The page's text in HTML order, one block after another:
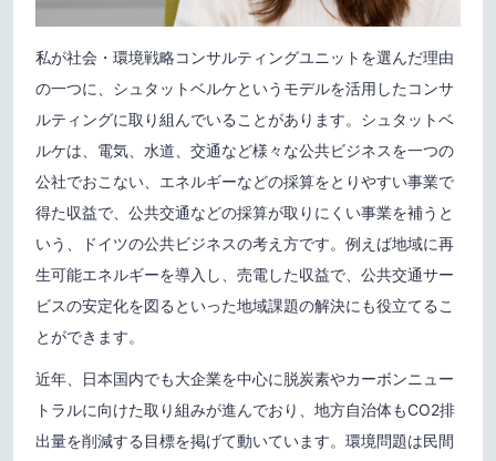
私が社会・環境戦略コンサルティングユニットを選んだ理由
の一つに、シュタットベルケというモデルを活用したコンサ
ルティングに取り組んでいることがあります。シュタットベ
ルケは、電気、水道、交通など様々な公共ビジネスを一つの
公社でおこない、エネルギーなどの採算をとりやすい事業で
得た収益で、公共交通などの採算が取りにくい事業を補うと
いう、ドイツの公共ビジネスの考え方です。例えば地域に再
生可能エネルギーを導入し、売電した収益で、公共交通サー
ビスの安定化を図るといった地域課題の解決にも役立てるこ
とができます。
近年、日本国内でも大企業を中心に脱炭素やカーボンニュー
トラルに向けた取り組みが進んでおり、地方自治体もCO2排
出量を削減する目標を掲げて動いています。環境問題は民間